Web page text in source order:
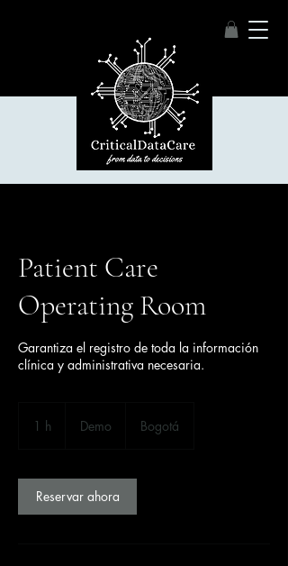
Patient Care
Operating Room
Garantiza el registro de toda la información
clínica y administrativa necesaria.
1 h Demo Bogotá
Reservar ahora